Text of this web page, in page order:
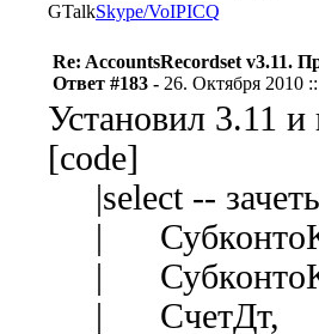
GTalkSkype/VoIPICQ
Re: AccountsRecordset v3.11.
Ответ #183 - 26. Октября 2010
Установил 3.11 и
[code]
|select --
|
|
| СчетДт,